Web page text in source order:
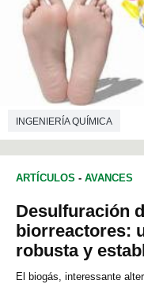
INGENIERÍA QUÍMICA
ARTÍCULOS - AVANCES
Desulfuración
biorreactores:
robusta y
El biogás, interessante